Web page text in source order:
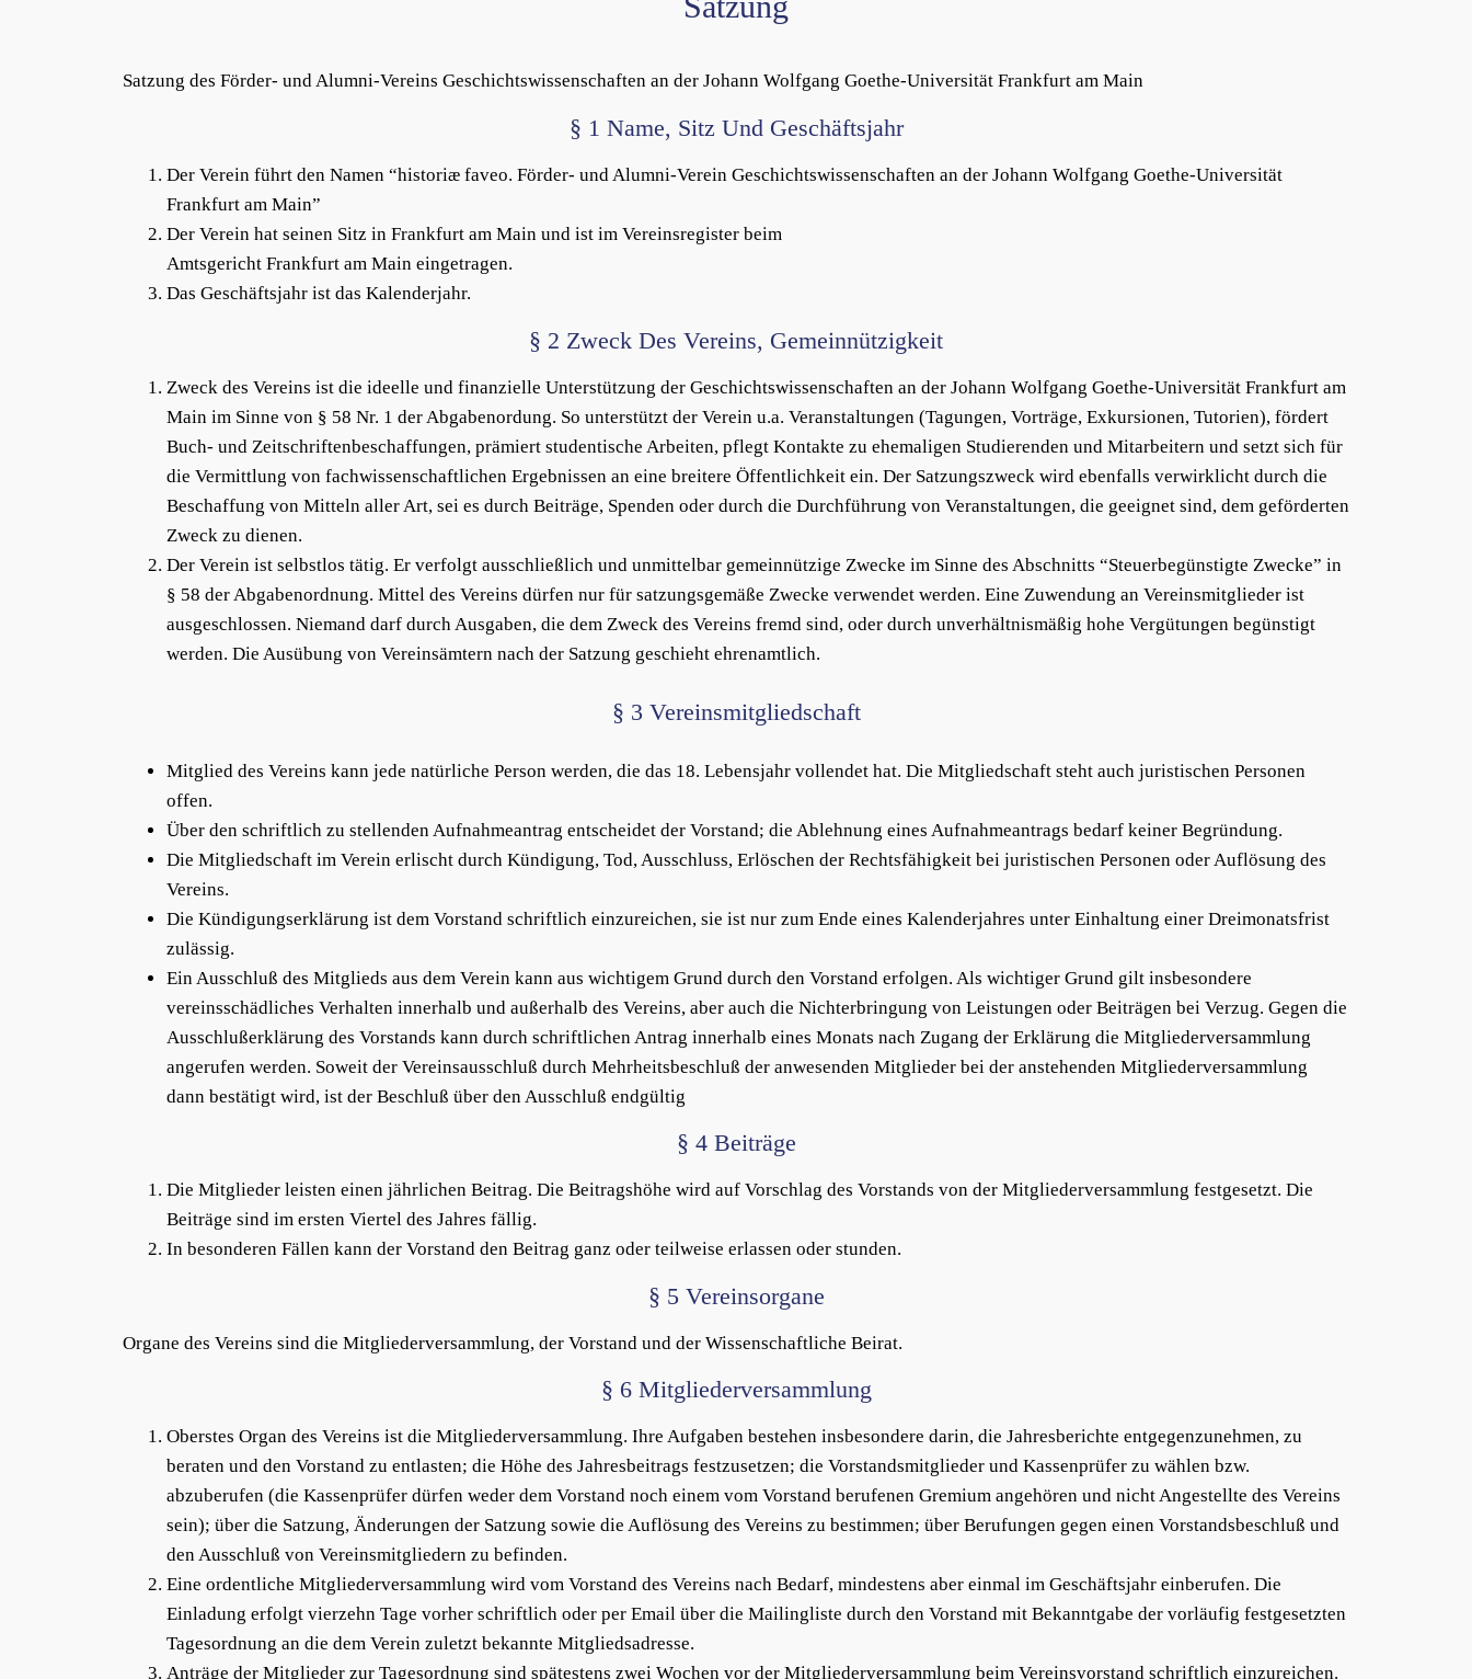
Satzung des Förder- und Alumni-Vereins Geschichtswissenschaften an der Johann Wolfgang Goethe-Universität Frankfurt am Main
§ 1 Name, Sitz Und Geschäftsjahr
Der Verein führt den Namen “historiæ faveo. Förder- und Alumni-Verein Geschichtswissenschaften an der Johann Wolfgang Goethe-Universität
Frankfurt am Main”
Der Verein hat seinen Sitz in Frankfurt am Main und ist im Vereinsregister beim
Amtsgericht Frankfurt am Main eingetragen.
Das Geschäftsjahr ist das Kalenderjahr.
§ 2 Zweck Des Vereins, Gemeinnützigkeit
Zweck des Vereins ist die ideelle und finanzielle Unterstützung der Geschichtswissenschaften an der Johann Wolfgang Goethe-Universität Frankfurt am
Main im Sinne von § 58 Nr. 1 der Abgabenordung. So unterstützt der Verein u.a. Veranstaltungen (Tagungen, Vorträge, Exkursionen, Tutorien), fördert
Buch- und Zeitschriftenbeschaffungen, prämiert studentische Arbeiten, pflegt Kontakte zu ehemaligen Studierenden und Mitarbeitern und setzt sich für
die Vermittlung von fachwissenschaftlichen Ergebnissen an eine breitere Öffentlichkeit ein. Der Satzungszweck wird ebenfalls verwirklicht durch die
Beschaffung von Mitteln aller Art, sei es durch Beiträge, Spenden oder durch die Durchführung von Veranstaltungen, die geeignet sind, dem geförderten
Zweck zu dienen.
Der Verein ist selbstlos tätig. Er verfolgt ausschließlich und unmittelbar gemeinnützige Zwecke im Sinne des Abschnitts “Steuerbegünstigte Zwecke” in
§ 58 der Abgabenordnung. Mittel des Vereins dürfen nur für satzungsgemäße Zwecke verwendet werden. Eine Zuwendung an Vereinsmitglieder ist
ausgeschlossen. Niemand darf durch Ausgaben, die dem Zweck des Vereins fremd sind, oder durch unverhältnismäßig hohe Vergütungen begünstigt
werden. Die Ausübung von Vereinsämtern nach der Satzung geschieht ehrenamtlich.
§ 3 Vereinsmitgliedschaft
Mitglied des Vereins kann jede natürliche Person werden, die das 18. Lebensjahr vollendet hat. Die Mitgliedschaft steht auch juristischen Personen
offen.
Über den schriftlich zu stellenden Aufnahmeantrag entscheidet der Vorstand; die Ablehnung eines Aufnahmeantrags bedarf keiner Begründung.
Die Mitgliedschaft im Verein erlischt durch Kündigung, Tod, Ausschluss, Erlöschen der Rechtsfähigkeit bei juristischen Personen oder Auflösung des
Vereins.
Die Kündigungserklärung ist dem Vorstand schriftlich einzureichen, sie ist nur zum Ende eines Kalenderjahres unter Einhaltung einer Dreimonatsfrist
zulässig.
Ein Ausschluß des Mitglieds aus dem Verein kann aus wichtigem Grund durch den Vorstand erfolgen. Als wichtiger Grund gilt insbesondere
vereinsschädliches Verhalten innerhalb und außerhalb des Vereins, aber auch die Nichterbringung von Leistungen oder Beiträgen bei Verzug. Gegen die
Ausschlußerklärung des Vorstands kann durch schriftlichen Antrag innerhalb eines Monats nach Zugang der Erklärung die Mitgliederversammlung
angerufen werden. Soweit der Vereinsausschluß durch Mehrheitsbeschluß der anwesenden Mitglieder bei der anstehenden Mitgliederversammlung
dann bestätigt wird, ist der Beschluß über den Ausschluß endgültig
§ 4 Beiträge
Die Mitglieder leisten einen jährlichen Beitrag. Die Beitragshöhe wird auf Vorschlag des Vorstands von der Mitgliederversammlung festgesetzt. Die
Beiträge sind im ersten Viertel des Jahres fällig.
In besonderen Fällen kann der Vorstand den Beitrag ganz oder teilweise erlassen oder stunden.
§ 5 Vereinsorgane
Organe des Vereins sind die Mitgliederversammlung, der Vorstand und der Wissenschaftliche Beirat.
§ 6 Mitgliederversammlung
Oberstes Organ des Vereins ist die Mitgliederversammlung. Ihre Aufgaben bestehen insbesondere darin, die Jahresberichte entgegenzunehmen, zu
beraten und den Vorstand zu entlasten; die Höhe des Jahresbeitrags festzusetzen; die Vorstandsmitglieder und Kassenprüfer zu wählen bzw.
abzuberufen (die Kassenprüfer dürfen weder dem Vorstand noch einem vom Vorstand berufenen Gremium angehören und nicht Angestellte des Vereins
sein); über die Satzung, Änderungen der Satzung sowie die Auflösung des Vereins zu bestimmen; über Berufungen gegen einen Vorstandsbeschluß und
den Ausschluß von Vereinsmitgliedern zu befinden.
Eine ordentliche Mitgliederversammlung wird vom Vorstand des Vereins nach Bedarf, mindestens aber einmal im Geschäftsjahr einberufen. Die
Einladung erfolgt vierzehn Tage vorher schriftlich oder per Email über die Mailingliste durch den Vorstand mit Bekanntgabe der vorläufig festgesetzten
Tagesordnung an die dem Verein zuletzt bekannte Mitgliedsadresse.
Anträge der Mitglieder zur Tagesordnung sind spätestens zwei Wochen vor der Mitgliederversammlung beim Vereinsvorstand schriftlich einzureichen.